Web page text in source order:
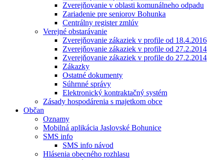
Zverejňovanie v oblasti komunálneho odpadu
Zariadenie pre seniorov Bohunka
Centrálny register zmlúv
Verejné obstarávanie
Zverejňovanie zákaziek v profile od 18.4.2016
Zverejňovanie zákaziek v profile od 27.2.2014
Zverejňovanie zákaziek v profile do 27.2.2014
Zákazky
Ostatné dokumenty
Súhrnné správy
Elektronický kontraktačný systém
Zásady hospodárenia s majetkom obce
Občan
Oznamy
Mobilná aplikácia Jaslovské Bohunice
SMS info
SMS info návod
Hlásenia obecného rozhlasu